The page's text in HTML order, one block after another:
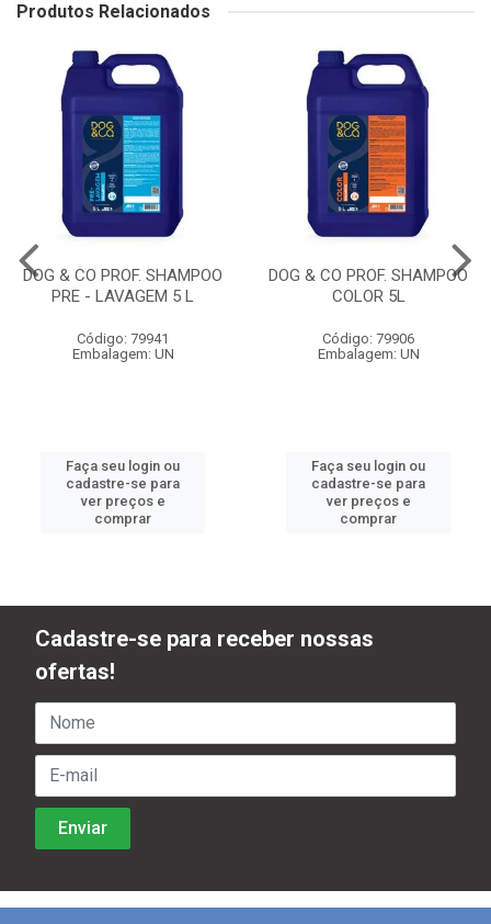
Produtos Relacionados
DOG & CO PROF. SHAMPOO
PRE - LAVAGEM 5 L
Código: 79941
Embalagem: UN
Faça seu login ou
cadastre-se para
ver preços e
comprar
DOG & CO PROF. SHAMPOO
COLOR 5L
Código: 79906
Embalagem: UN
Faça seu login ou
cadastre-se para
ver preços e
comprar
Cadastre-se para receber nossas
ofertas!